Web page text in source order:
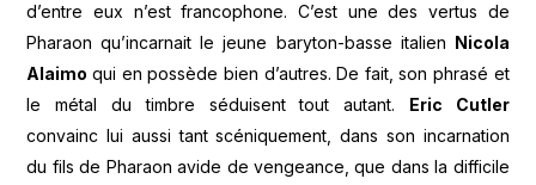
d’entre eux n’est francophone. C’est une des vertus de
Pharaon qu’incarnait le jeune baryton-basse italien
Nicola
Alaimoqui en possède bien d’autres. De fait, son phrasé et
le métal du timbre séduisent tout autant.
Eric Cutler
convainc lui aussi tant scéniquement, dans son incarnation
du fils de Pharaon avide de vengeance, que dans la difficile